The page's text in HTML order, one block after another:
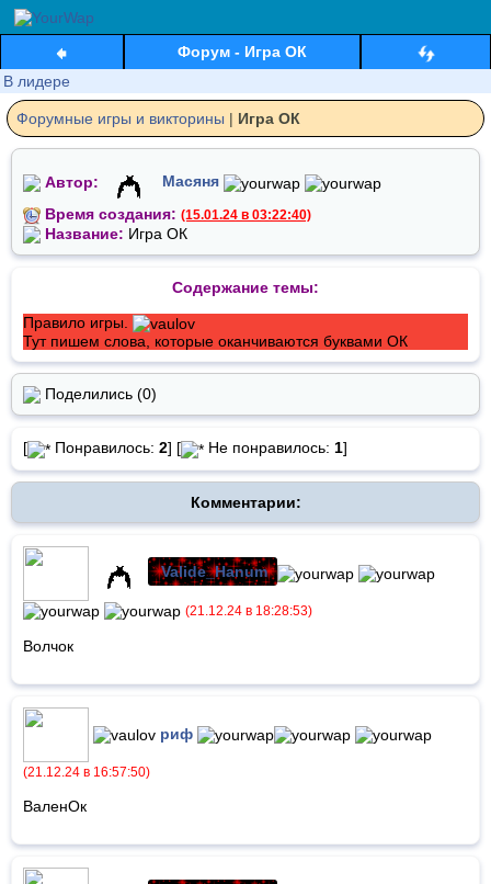
Форум - Игра ОК
В лидере
Форумные игры и виктoрины | Игра ОК
Автор:
Масяня
Время создания: (15.01.24 в 03:22:40)
Название: Игра ОК
Содержание темы:
Правило игры.
Тут пишем слова, которые оканчиваются буквами ОК
Поделились (0)
[ Понравилось: 2] [ Не понравилось: 1]
Комментарии:
Valide_Hanum
(21.12.24 в 18:28:53)
Волчок
риф
(21.12.24 в 16:57:50)
ВаленОк